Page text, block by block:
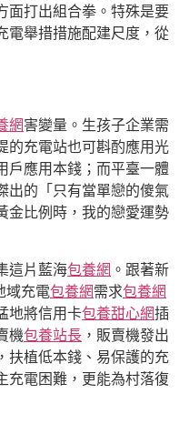
面打出組合拳。特殊是要
電舉措措施配建尺度，從
網害變量。生孩子企業需
的充電站也可斟酌應用光
戶應用本錢；而平臺一體
出的「只有當單戀的傻氣
金比例時，我的戀愛運勢
這片藍海包養網 。跟著新
域充電包養網需求包養網
地將信用卡包養甜心網插
機包養站長 ，販賣機發出
扶植低本錢、易保護的充
充電困難，更能為村落復